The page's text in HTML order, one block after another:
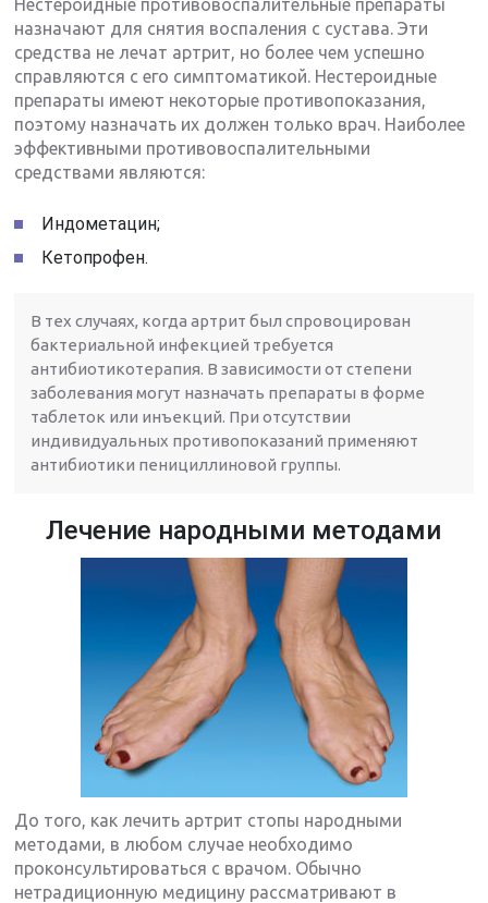
Нестероидные противовоспалительные препараты
назначают для снятия воспаления с сустава. Эти
средства не лечат артрит, но более чем успешно
справляются с его симптоматикой. Нестероидные
препараты имеют некоторые противопоказания,
поэтому назначать их должен только врач. Наиболее
эффективными противовоспалительными
средствами являются:
Индометацин;
Кетопрофен.
В тех случаях, когда артрит был спровоцирован
бактериальной инфекцией требуется
антибиотикотерапия. В зависимости от степени
заболевания могут назначать препараты в форме
таблеток или инъекций. При отсутствии
индивидуальных противопоказаний применяют
антибиотики пенициллиновой группы.
Лечение народными методами
До того, как лечить артрит стопы народными
методами, в любом случае необходимо
проконсультироваться с врачом. Обычно
нетрадиционную медицину рассматривают в